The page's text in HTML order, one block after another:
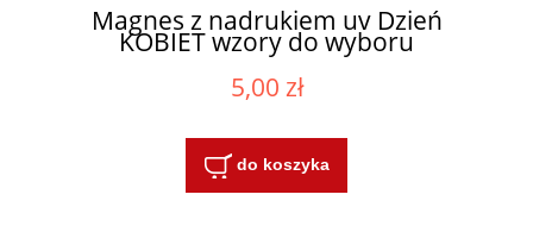
Magnes z nadrukiem uv Dzień
KOBIET wzory do wyboru
5,00 zł
do koszyka